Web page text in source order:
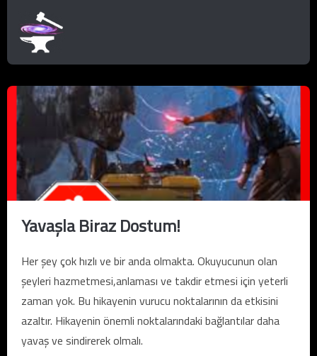
Yavaşla Biraz Dostum!
Her şey çok hızlı ve bir anda olmakta. Okuyucunun olan
şeyleri hazmetmesi,anlaması ve takdir etmesi için yeterli
zaman yok. Bu hikayenin vurucu noktalarının da etkisini
azaltır. Hikayenin önemli noktalarındaki bağlantılar daha
yavaş ve sindirerek olmalı.